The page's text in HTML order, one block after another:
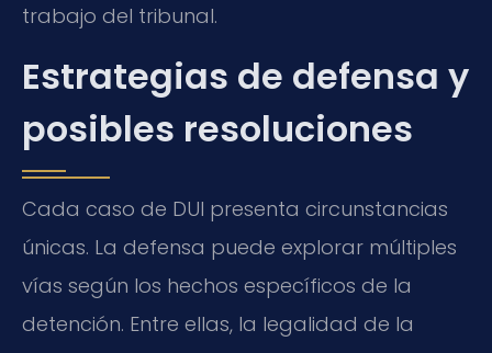
trabajo del tribunal.
Estrategias de defensa y
posibles resoluciones
Cada caso de DUI presenta circunstancias
únicas. La defensa puede explorar múltiples
vías según los hechos específicos de la
detención. Entre ellas, la legalidad de la